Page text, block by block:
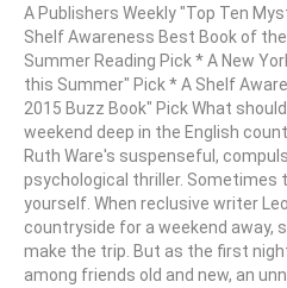
A Publishers Weekly "Top Ten
Shelf Awareness Best Book of
Summer Reading Pick * A New
this Summer" Pick * A Shelf
2015 Buzz Book" Pick What
weekend deep in the English
Ruth Ware's suspenseful,
psychological thriller. Sometimes
yourself. When reclusive writer
countryside for a weekend away,
make the trip. But as the first
among friends old and new, an